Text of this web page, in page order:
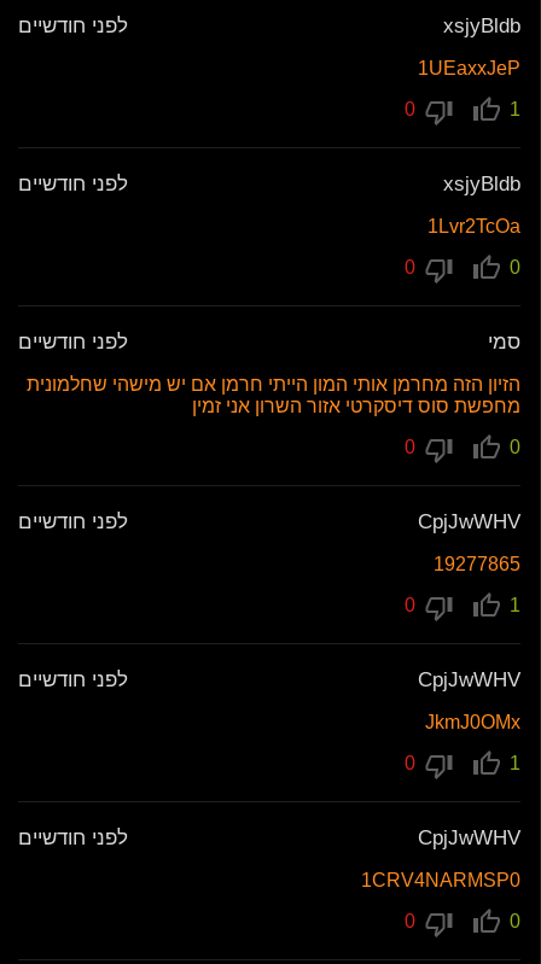
xsjyBldb לפני חודשיים
1UEaxxJeP
1
xsjyBldb לפני חודשיים
1Lvr2TcOa
0
סמי לפני חודשיים
הזיון הזה מחרמן אותי המון הייתי חרמן אם יש מישהי שחלמונית
מחפשת סוס דיסקרטי אזור השרון אני זמין
0
CpjJwWHV לפני חודשיים
19277865
1
CpjJwWHV לפני חודשיים
JkmJ0OMx
1
CpjJwWHV לפני חודשיים
1CRV4NARMSP0
0